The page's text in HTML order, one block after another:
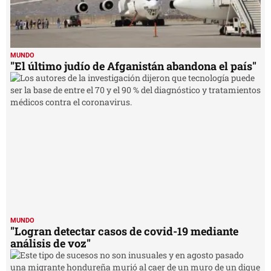
MUNDO
"El último judío de Afganistán abandona el país"
MUNDO
"Logran detectar casos de covid-19 mediante
análisis de voz"